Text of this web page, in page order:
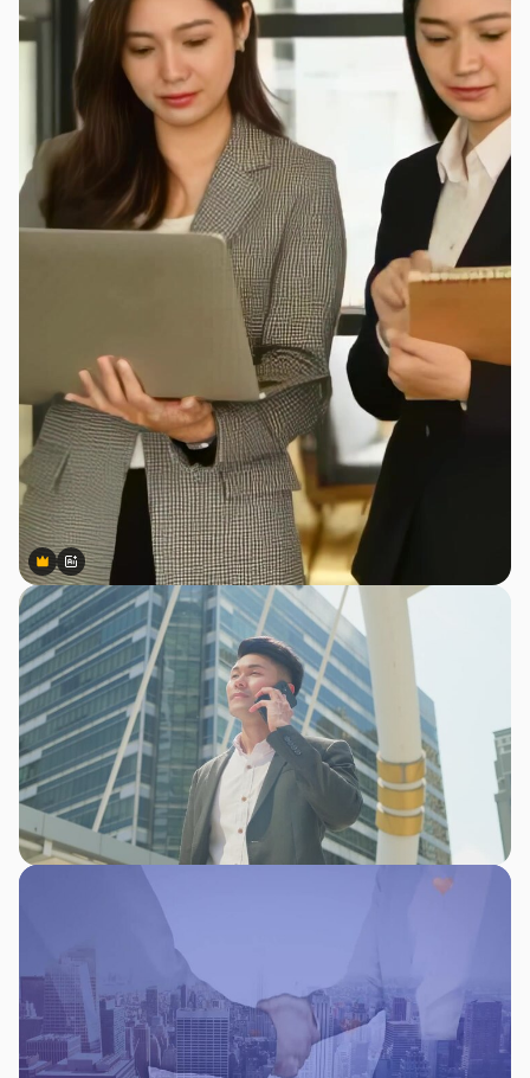
Premium
Premium
สร้างขึ้นโดย AI